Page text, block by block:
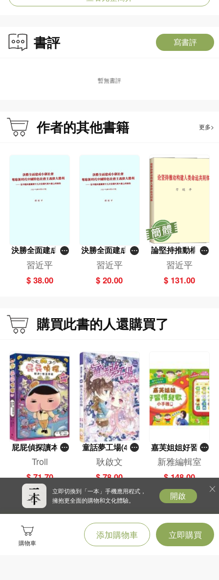
購物車
添加購物車 立即購買
書評 寫書評
暫無書評
作者的其他書籍 更多>
決勝全面建成小
康社會 奪取新
時代中國特色社
會主義偉大勝利
習近平
$ 38.00
決勝全面建成小
康社會 奪取新
時代中國特色社
會主義偉大勝利
習近平
$ 20.00
論堅持推動構建
人類命運共同體
習近平
$ 131.00
購買此書的人還購買了
屁屁偵探讀本(1
3)－－對決！怪
篇）
Troll
$ 71.70
童話夢工場(40)
——織女下凡結
奇緣
耿啟文
$ 78.00
嘉芙姐姐好習慣
兒歌小手機
新雅編輯室
$ 148.00
立即切換到「一本」手機應用程式，
擁抱更全面的購物和文化體驗。
開啟